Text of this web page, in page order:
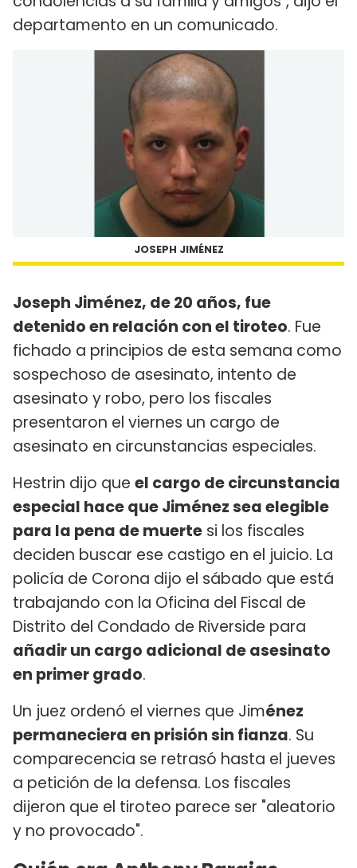
departamento en un comunicado.
JOSEPH JIMÉNEZ
Joseph Jiménez, de 20 años, fue
detenido en relación con el tiroteo. Fue
fichado a principios de esta semana como
sospechoso de asesinato, intento de
asesinato y robo, pero los fiscales
presentaron el viernes un cargo de
asesinato en circunstancias especiales.
Hestrin dijo que el cargo de circunstancia
especial hace que Jiménez sea elegible
para la pena de muerte si los fiscales
deciden buscar ese castigo en el juicio. La
policía de Corona dijo el sábado que está
trabajando con la Oficina del Fiscal de
Distrito del Condado de Riverside para
añadir un cargo adicional de asesinato
en primer grado.
Un juez ordenó el viernes que Jiménez
permaneciera en prisión sin fianza. Su
comparecencia se retrasó hasta el jueves
a petición de la defensa. Los fiscales
dijeron que el tiroteo parece ser "aleatorio
y no provocado".